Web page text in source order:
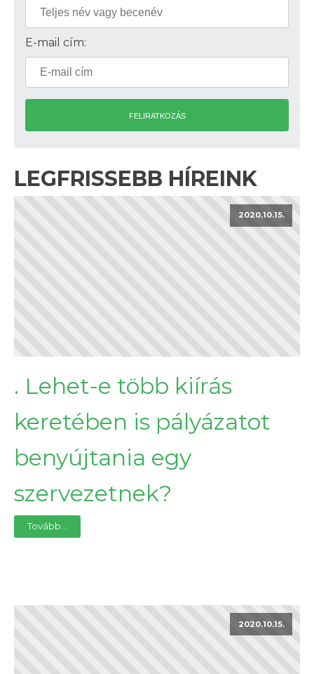
E-mail cím:
FELIRATKOZÁS
LEGFRISSEBB HÍREINK
2020.10.15.
. Lehet-e több kiírás
keretében is pályázatot
benyújtania egy
szervezetnek?
Tovább...
2020.10.15.